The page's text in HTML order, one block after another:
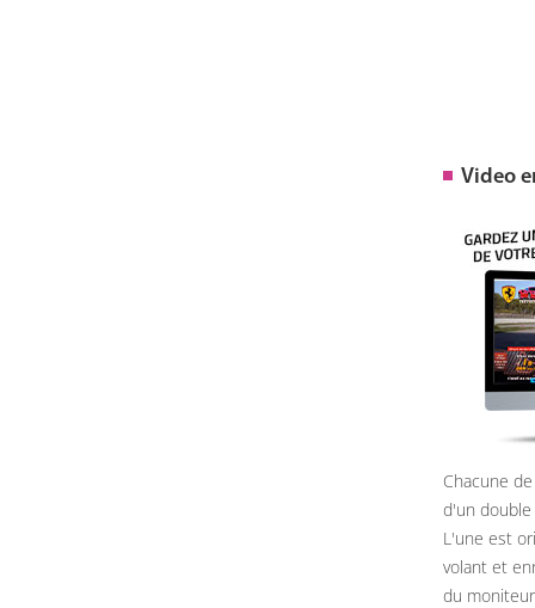
Video
Chacune
d'un
L'une est
volant et
du